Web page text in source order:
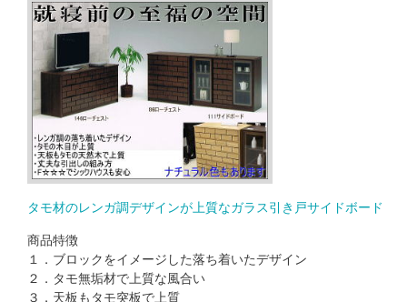
タモ材のレンガ調デザインが上質なガラス引き戸サイドボード
商品特徴
１．ブロックをイメージした落ち着いたデザイン
２．タモ無垢材で上質な風合い
３．天板もタモ突板で上質